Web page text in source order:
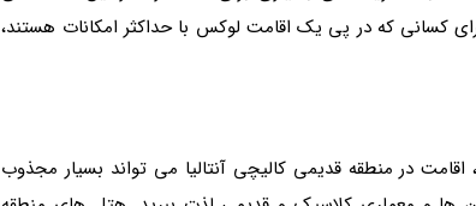
کسانی که در پی یک اقامت لوکس با حداکثر امکانات هستند،
در منطقه قدیمی کالیچی آنتالیا می تواند بسیار مجذوب